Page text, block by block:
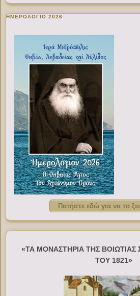
ΗΜΕΡΟΛΟΓΙΟ 2026
Πατήστε εδώ για να το
«ΤΑ ΜΟΝΑΣΤΗΡΙΑ ΤΗΣ
ΤΟΥ 1821»